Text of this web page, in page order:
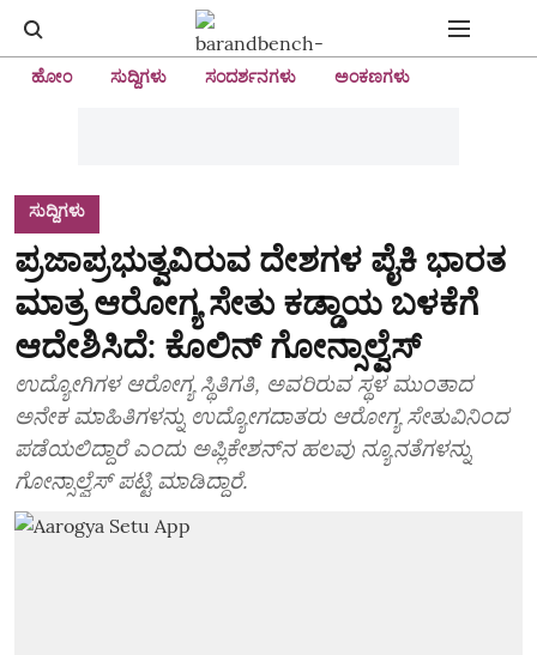
ಹೋಂ ಸುದ್ದಿಗಳು ಸಂದರ್ಶನಗಳು ಅಂಕಣಗಳು
ಸುದ್ದಿಗಳು
ಪ್ರಜಾಪ್ರಭುತ್ವವಿರುವ ದೇಶಗಳ ಪೈಕಿ ಭಾರತ
ಮಾತ್ರ ಆರೋಗ್ಯ ಸೇತು‌ ಕಡ್ಡಾಯ ಬಳಕೆಗೆ
ಆದೇಶಿಸಿದೆ: ಕೊಲಿನ್‌ ಗೋನ್ಸಾಲ್ವೆಸ್
ಉದ್ಯೋಗಿಗಳ ಆರೋಗ್ಯ ಸ್ಥಿತಿಗತಿ, ಅವರಿರುವ ಸ್ಥಳ ಮುಂತಾದ
ಅನೇಕ ಮಾಹಿತಿಗಳನ್ನು ಉದ್ಯೋಗದಾತರು ಆರೋಗ್ಯ ಸೇತುವಿನಿಂದ
ಪಡೆಯಲಿದ್ದಾರೆ ಎಂದು ಅಪ್ಲಿಕೇಶನ್‌ನ ಹಲವು ನ್ಯೂನತೆಗಳನ್ನು
ಗೋನ್ಸಾಲ್ವೆಸ್ ಪಟ್ಟಿ ಮಾಡಿದ್ದಾರೆ.